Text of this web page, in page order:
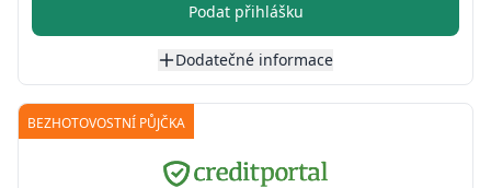
Podat přihlášku
Dodatečné informace
BEZHOTOVOSTNÍ PŮJČKA